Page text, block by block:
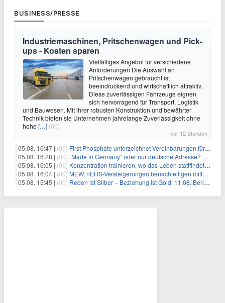
BUSINESS/PRESSE
Industriemaschinen, Pritschenwagen und Pick-
ups - Kosten sparen
Vielfältiges Angebot für verschiedene
Anforderungen Die Auswahl an
Pritschenwagen gebraucht ist
beeindruckend und wirtschaftlich attraktiv.
Diese zuverlässigen Fahrzeuge eignen
sich hervorragend für Transport, Logistik
und Bauwesen. Mit ihrer robusten Konstruktion und bewährter
Technik bieten sie Unternehmen jahrelange Zuverlässigkeit ohne
hohe […] (00)
vor 12 Stunden
05.08. 16:47 | (00) First Phosphate unterzeichnet Vereinbarungen für nicht zu refundierende Zuwendungen in Höhe von 4,84 Mio. $ von der kanadischen Regierung für Straßeninfrastruktur und Stromübertragungsleitungen
05.08. 16:28 | (00) „Made in Germany“ oder nur deutsche Adresse? So erkennen Sie, wo Ihre Leiterplatten wirklich gefertigt werden
05.08. 16:05 | (00) Konzentration trainieren, wo das Leben stattfindet: Mobile EEG-Technologie bringt Neurofeedback in den Alltag
05.08. 16:04 | (00) MEW: nEHS-Versteigerungen benachteiligen mittelständische Unternehmen
05.08. 15:45 | (00) Reden ist Silber – Beziehung ist Gold! 11.08. Berlin – 18:30 Uhr